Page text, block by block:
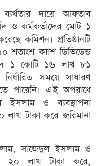
দায়ে আফতাব
ও কর্মকর্তাদের মোট ১
কমিশন। প্রতিষ্ঠানটি
শতাংশ ক্যাশ ডিভিডেন্ড
১ কোটি ১৬ লাখ ৮১
সময়ে সাধারণ
পারেনি। এই অপরাধে
ইসলাম ও ব্যবস্থাপনা
টাকা করে জরিমানা
সাজেদুল ইসলাম ও
২০ লাখ টাকা করে,